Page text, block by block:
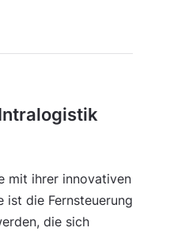
mit ihrer innovativen
ist die Fernsteuerung
die sich